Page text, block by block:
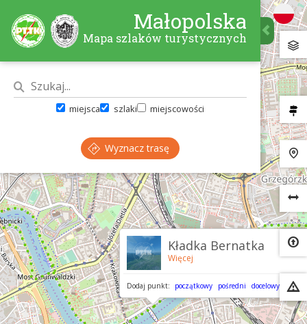
Kładka Bernatka
Więcej
Dodaj punkt: początkowy pośredni docelowy
Małopolska
Mapa szlaków turystycznych
miejsca szlaki miejscowości
Wyznacz trasę